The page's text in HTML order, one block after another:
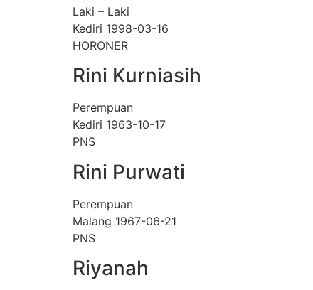
Laki – Laki
Kediri 1998-03-16
HORONER
Rini Kurniasih
Perempuan
Kediri 1963-10-17
PNS
Rini Purwati
Perempuan
Malang 1967-06-21
PNS
Riyanah